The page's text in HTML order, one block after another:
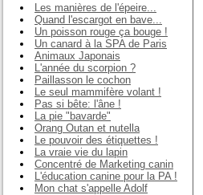
Les manières de l'épeire...
Quand l'escargot en bave...
Un poisson rouge ça bouge !
Un canard à la SPA de Paris
Animaux Japonais
L'année du scorpion ?
Paillasson le cochon
Le seul mammifère volant !
Pas si bête: l'âne !
La pie "bavarde"
Orang Outan et nutella
Le pouvoir des étiquettes !
La vraie vie du lapin
Concentré de Marketing canin
L'éducation canine pour la PA !
Mon chat s'appelle Adolf